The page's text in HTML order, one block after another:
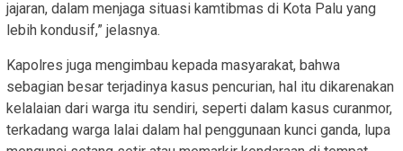
jajaran, dalam menjaga situasi kamtibmas di Kota Palu yang
lebih kondusif,” jelasnya.
Kapolres juga mengimbau kepada masyarakat, bahwa
sebagian besar terjadinya kasus pencurian, hal itu dikarenakan
kelalaian dari warga itu sendiri, seperti dalam kasus curanmor,
terkadang warga lalai dalam hal penggunaan kunci ganda, lupa